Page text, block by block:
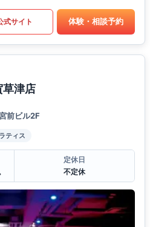
式サイト 体験・相談予約
草津店
前ビル2F
ティス
定休日
不定休